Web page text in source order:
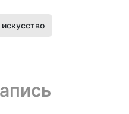
искусство
запись